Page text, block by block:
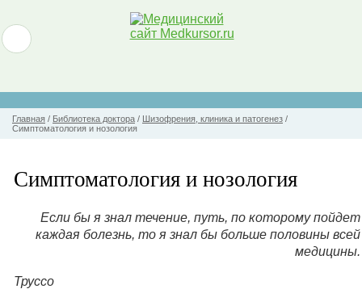
Главная / Библиотека доктора / Шизофрения, клиника и патогенез /
Симптоматология и нозология
Симптоматология и нозология
Если бы я знал течение, путь, по которому пойдет
каждая болезнь, то я знал бы больше половины всей
медицины.
Труссо